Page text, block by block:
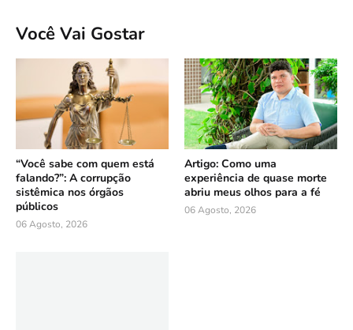
Você Vai Gostar
“Você sabe com quem está
falando?”: A corrupção
sistêmica nos órgãos
públicos
06 Agosto, 2026
Artigo: Como uma
experiência de quase morte
abriu meus olhos para a fé
06 Agosto, 2026